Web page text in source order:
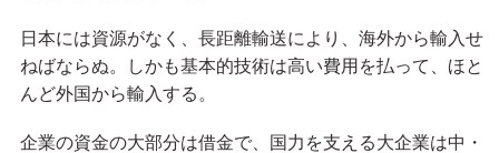
日本には資源がなく、長距離輸送により、海外から輸入せ
ねばならぬ。しかも基本的技術は高い費用を払って、ほと
んど外国から輸入する。
企業の資金の大部分は借金で、国力を支える大企業は中・